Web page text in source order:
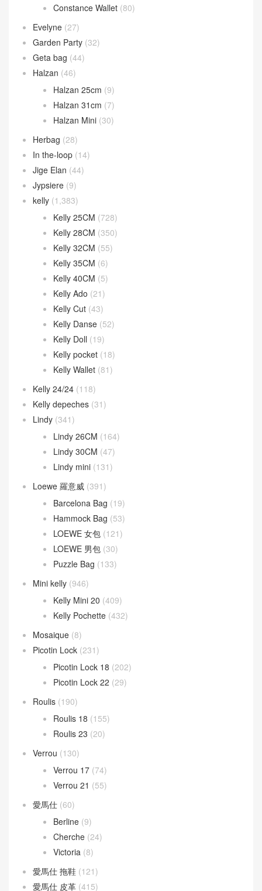
Constance Wallet (80)
Evelyne (27)
Garden Party (32)
Geta bag (44)
Halzan (46)
Halzan 25cm (9)
Halzan 31cm (7)
Halzan Mini (30)
Herbag (28)
In the-loop (14)
Jige Elan (44)
Jypsiere (9)
kelly (1,383)
Kelly 25CM (728)
Kelly 28CM (350)
Kelly 32CM (55)
Kelly 35CM (6)
Kelly 40CM (5)
Kelly Ado (21)
Kelly Cut (43)
Kelly Danse (52)
Kelly Doll (19)
Kelly pocket (18)
Kelly Wallet (81)
Kelly 24/24 (118)
Kelly depeches (31)
Lindy (341)
Lindy 26CM (164)
Lindy 30CM (47)
Lindy mini (131)
Loewe 羅意威 (391)
Barcelona Bag (19)
Hammock Bag (53)
LOEWE 女包 (121)
LOEWE 男包 (30)
Puzzle Bag (133)
Mini kelly (946)
Kelly Mini 20 (409)
Kelly Pochette (432)
Mosaique (8)
Picotin Lock (231)
Picotin Lock 18 (202)
Picotin Lock 22 (29)
Roulis (190)
Roulis 18 (155)
Roulis 23 (20)
Verrou (130)
Verrou 17 (74)
Verrou 21 (55)
愛馬仕 (60)
Berline (9)
Cherche (24)
Victoria (8)
愛馬仕 拖鞋 (121)
愛馬仕 皮革 (415)